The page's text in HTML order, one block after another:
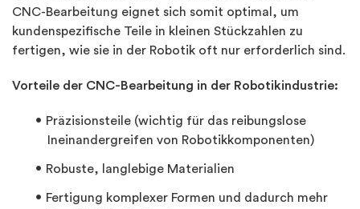
CNC-Bearbeitung eignet sich somit optimal, um
kundenspezifische Teile in kleinen Stückzahlen zu
fertigen, wie sie in der Robotik oft nur erforderlich sind.
Vorteile der CNC-Bearbeitung in der Robotikindustrie:
Präzisionsteile (wichtig für das reibungslose
Ineinandergreifen von Robotikkomponenten)
Robuste, langlebige Materialien
Fertigung komplexer Formen und dadurch mehr